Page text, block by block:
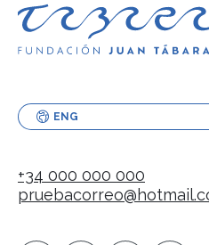
ENG
+34 000 000 000